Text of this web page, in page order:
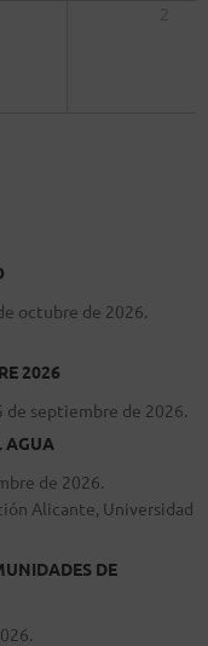
octubre de 2026.
2026
de septiembre de 2026.
AGUA
de 2026.
Alicante, Universidad
DE